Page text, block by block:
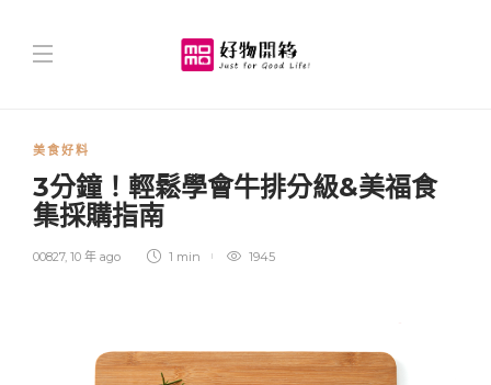
美食好料
3分鐘！輕鬆學會牛排分級&美福食
集採購指南
00827, 10 年 ago 1 min 1945